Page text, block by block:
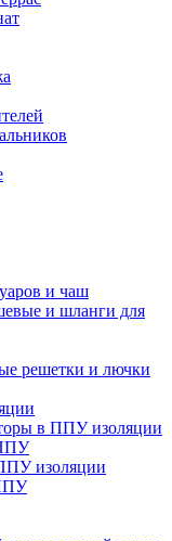
и чаш
и шланги для
решетки и лючки
в ППУ изоляции
изоляции